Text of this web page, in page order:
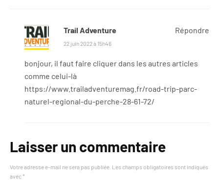
Trail Adventure
22 juin 2022 à 15h46
bonjour, il faut faire cliquer dans les autres articles
comme celui-là
https://www.trailadventuremag.fr/road-trip-parc-
naturel-regional-du-perche-28-61-72/
Répondre
Laisser un commentaire
Votre adresse e-mail ne sera pas publiée. Les champs obligatoires sont indiqués
avec *